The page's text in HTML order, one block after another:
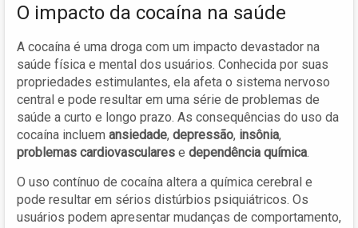
O impacto da cocaína na saúde
A cocaína é uma droga com um impacto devastador na
saúde física e mental dos usuários. Conhecida por suas
propriedades estimulantes, ela afeta o sistema nervoso
central e pode resultar em uma série de problemas de
saúde a curto e longo prazo. As consequências do uso da
cocaína incluem ansiedade, depressão, insônia,
problemas cardiovasculares e dependência química.
O uso contínuo de cocaína altera a química cerebral e
pode resultar em sérios distúrbios psiquiátricos. Os
usuários podem apresentar mudanças de comportamento,